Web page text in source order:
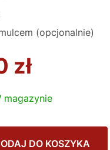
(opcjonalnie)
zł
magazynie
DO KOSZYKA